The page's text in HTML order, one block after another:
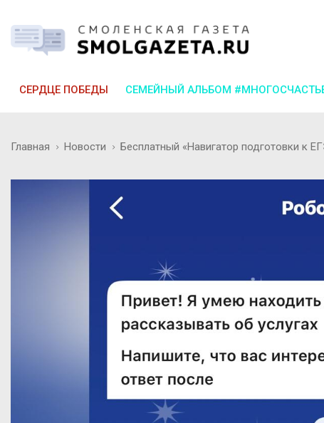
СЕРДЦЕ ПОБЕДЫ СЕМЕЙНЫЙ АЛЬБОМ
Главная Новости Бесплатный «Навигатор подготовки к